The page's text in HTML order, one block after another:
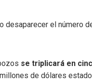
desaparecer el número
se triplicará en
de dólares